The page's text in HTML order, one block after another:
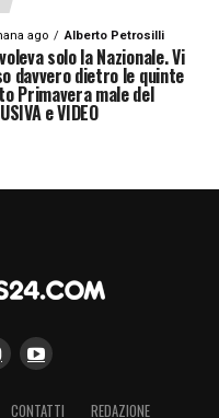
ago Alberto Petrosilli
solo la Nazionale. Vi
davvero dietro le quinte
Primavera male del
e VIDEO
CONTATTI REDAZIONE